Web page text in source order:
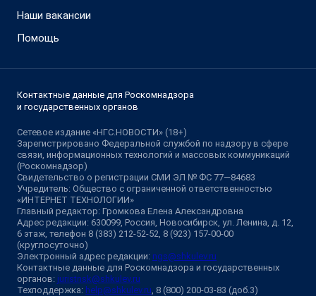
Наши вакансии
Помощь
Контактные данные для Роскомнадзора
и государственных органов
Сетевое издание «НГС.НОВОСТИ» (18+)
Зарегистрировано Федеральной службой по надзору в сфере
связи, информационных технологий и массовых коммуникаций
(Роскомнадзор)
Свидетельство о регистрации СМИ ЭЛ № ФС 77—84683
Учредитель: Общество с ограниченной ответственностью
«ИНТЕРНЕТ ТЕХНОЛОГИИ»
Главный редактор: Громкова Елена Александровна
Адрес редакции: 630099, Россия, Новосибирск, ул. Ленина, д. 12,
6 этаж, телефон 8 (383) 212-52-52, 8 (923) 157-00-00
(круглосуточно)
Электронный адрес редакции: ngs@shkulev.ru
Контактные данные для Роскомнадзора и государственных
органов: juristnsk@shkulev.ru
Техподдержка: help@shkulev.ru, 8 (800) 200-03-83 (доб.3)